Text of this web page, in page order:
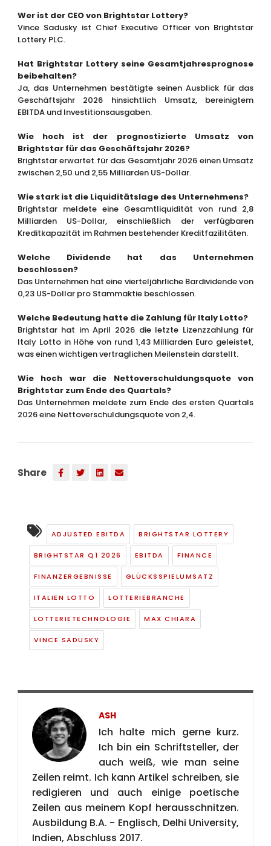
Wer ist der CEO von Brightstar Lottery?
Vince Sadusky ist Chief Executive Officer von Brightstar
Lottery PLC.
Hat Brightstar Lottery seine Gesamtjahresprognose
beibehalten?
Ja, das Unternehmen bestätigte seinen Ausblick für das
Geschäftsjahr 2026 hinsichtlich Umsatz, bereinigtem
EBITDA und Investitionsausgaben.
Wie hoch ist der prognostizierte Umsatz von
Brightstar für das Geschäftsjahr 2026?
Brightstar erwartet für das Gesamtjahr 2026 einen Umsatz
zwischen 2,50 und 2,55 Milliarden US-Dollar.
Wie stark ist die Liquiditätslage des Unternehmens?
Brightstar meldete eine Gesamtliquidität von rund 2,8
Milliarden US-Dollar, einschließlich der verfügbaren
Kreditkapazität im Rahmen bestehender Kreditfazilitäten.
Welche Dividende hat das Unternehmen
beschlossen?
Das Unternehmen hat eine vierteljährliche Bardividende von
0,23 US-Dollar pro Stammaktie beschlossen.
Welche Bedeutung hatte die Zahlung für Italy Lotto?
Brightstar hat im April 2026 die letzte Lizenzzahlung für
Italy Lotto in Höhe von rund 1,43 Milliarden Euro geleistet,
was einen wichtigen vertraglichen Meilenstein darstellt.
Wie hoch war die Nettoverschuldungsquote von
Brightstar zum Ende des Quartals?
Das Unternehmen meldete zum Ende des ersten Quartals
2026 eine Nettoverschuldungsquote von 2,4.
Share
ADJUSTED EBITDA BRIGHTSTAR LOTTERY
BRIGHTSTAR Q1 2026 EBITDA FINANCE
FINANZERGEBNISSE GLÜCKSSPIELUMSATZ
ITALIEN LOTTO LOTTERIEBRANCHE
LOTTERIETECHNOLOGIE MAX CHIARA
VINCE SADUSKY
ASH
Ich halte mich gerne kurz.
Ich bin ein Schriftsteller, der
auch weiß, wie man seine
Zeilen reimt. Ich kann Artikel schreiben, sie
redigieren und auch einige poetische
Zeilen aus meinem Kopf herausschnitzen.
Ausbildung B.A. - Englisch, Delhi University,
Indien, Abschluss 2017.